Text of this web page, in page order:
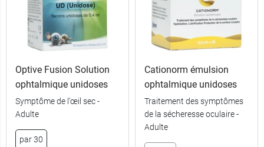
Optive Fusion Solution
ophtalmique unidoses
Symptôme de l’œil sec -
Adulte
par 30
Cationorm émulsion
ophtalmique unidoses
Traitement des symptômes
de la sécheresse oculaire -
Adulte